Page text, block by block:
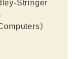
Stringer
）